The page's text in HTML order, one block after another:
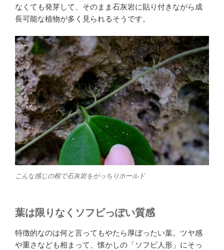
なくても発芽して、そのまま石灰岩に貼り付きながら成
長可能な植物が多く見られるそうです。
こんな感じの根で石灰岩をがっちりホールド
葉は限りなくソフビっぽい質感
特徴的なのは何と言ってもやたら厚ぼったい葉。ツヤ感
や重さなども相まって、懐かしの「ソフビ人形」にそっ